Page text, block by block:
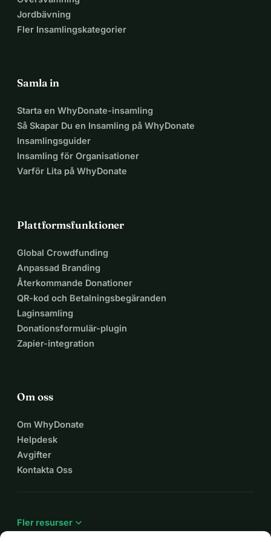
Jordbävning
Fler Insamlingskategorier
Samla in
Starta en WhyDonate-insamling
Så Skapar Du en Insamling på WhyDonate
Insamlingsguider
Insamling för Organisationer
Varför Lita på WhyDonate
Plattformsfunktioner
Global Crowdfunding
Anpassad Branding
Återkommande Donationer
QR-kod och Betalningsbegäranden
Laginsamling
Donationsformulär-plugin
Zapier-integration
Om oss
Om WhyDonate
Helpdesk
Avgifter
Kontakta Oss
Fler resurser expand_more